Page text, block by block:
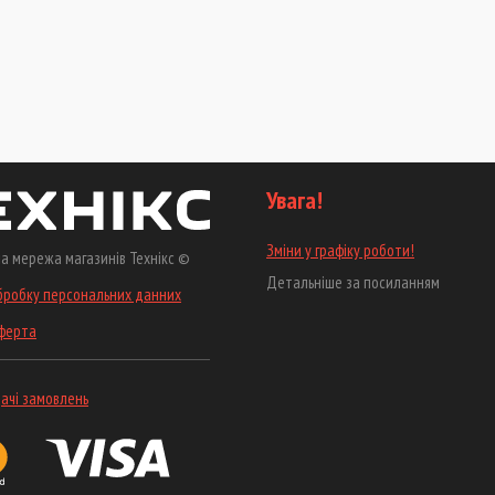
мережа магазинів Технікс ©
персональних данних
замовлень
Увага!
Зміни у графіку роботи!
Детальніше за посиланням